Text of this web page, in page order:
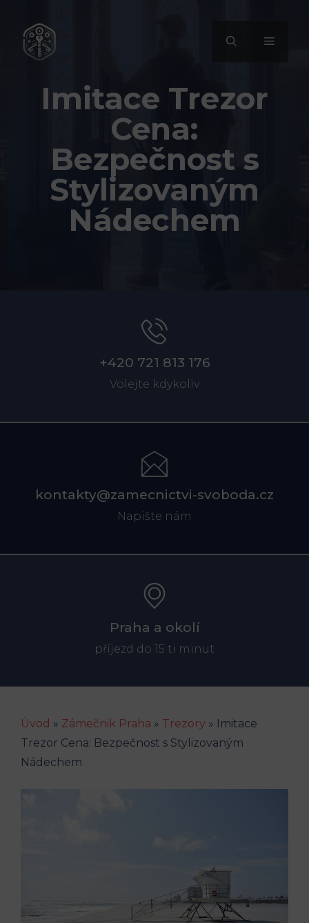
obsah
MENU
Imitace Trezor
Cena:
Bezpečnost s
Stylizovaným
Nádechem
+420 721 813 176
Volejte kdykoliv
kontakty@zamecnictvi-svoboda.cz
Napište nám
Praha a okolí
příjezd do 15 ti minut
Úvod » Zámečnik Praha » Trezory » Imitace
Trezor Cena: Bezpečnost s Stylizovaným
Nádechem